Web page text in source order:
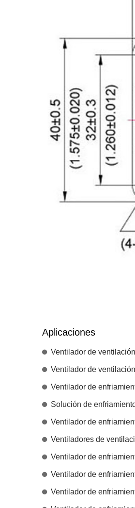
Aplicaciones
Ventilador de
Ventilador de
Ventilador de
Solución de
Ventilador de
Ventiladores de
Ventilador de
Ventilador de
Ventilador de